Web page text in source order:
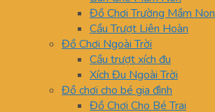
Đồ Chơi Trường Mầm Non
Cầu Trượt Liên Hoàn
Đồ Chơi Ngoài Trời
Cầu trượt xích đu
Xích Đu Ngoài Trời
Đồ chơi cho bé gia đình
Đồ Chơi Cho Bé Trai